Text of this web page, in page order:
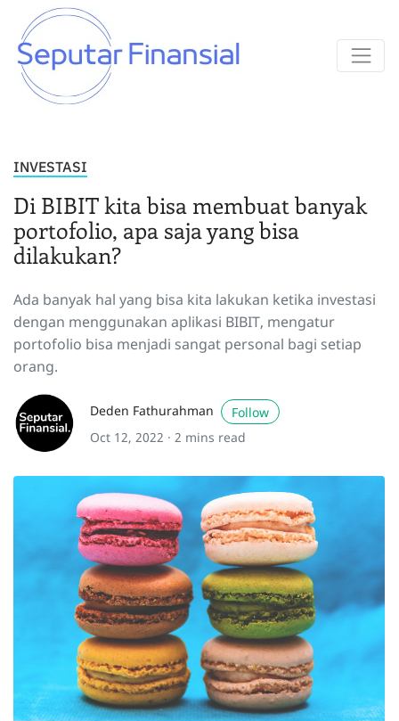
INVESTASI
Di BIBIT kita bisa membuat banyak
portofolio, apa saja yang bisa
dilakukan?
Ada banyak hal yang bisa kita lakukan ketika investasi
dengan menggunakan aplikasi BIBIT, mengatur
portofolio bisa menjadi sangat personal bagi setiap
orang.
Deden Fathurahman
Follow
Oct 12, 2022 · 2 mins read